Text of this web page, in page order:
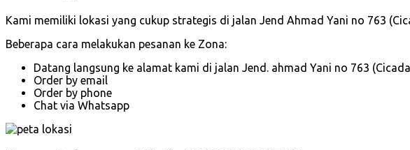
Kami memiliki lokasi yang cukup strategis di jalan Jend Ahmad Yani no 763
Beberapa cara melakukan pesanan ke Zona:
Datang langsung ke alamat kami di jalan Jend. ahmad Yani no 763
Order by email
Order by phone
Chat via Whatsapp